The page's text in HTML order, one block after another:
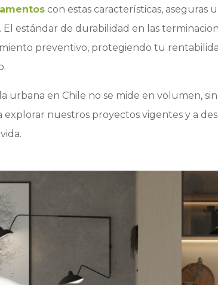
con estas características, aseguras
estándar de durabilidad en las
preventivo, protegiendo tu
urbana en Chile no se mide en volumen,
explorar nuestros proyectos vigentes y a